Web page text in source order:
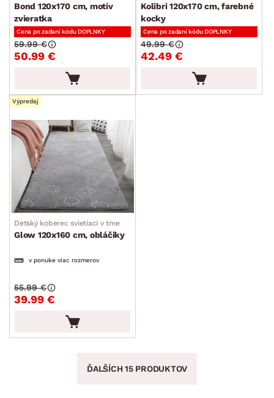
Bond 120x170 cm, motív
zvieratka
Cena po zadaní kódu DOPLNKY
50.99 €
59.99 €
Kolibri 120x170 cm, farebné
kocky
Cena po zadaní kódu DOPLNKY
42.49 €
49.99 €
Výpredaj
Detský koberec svietiaci v tme
Glow 120x160 cm, obláčiky
v ponuke viac rozmerov
39.99 €
55.99 €
ĎALŠÍCH 15 PRODUKTOV